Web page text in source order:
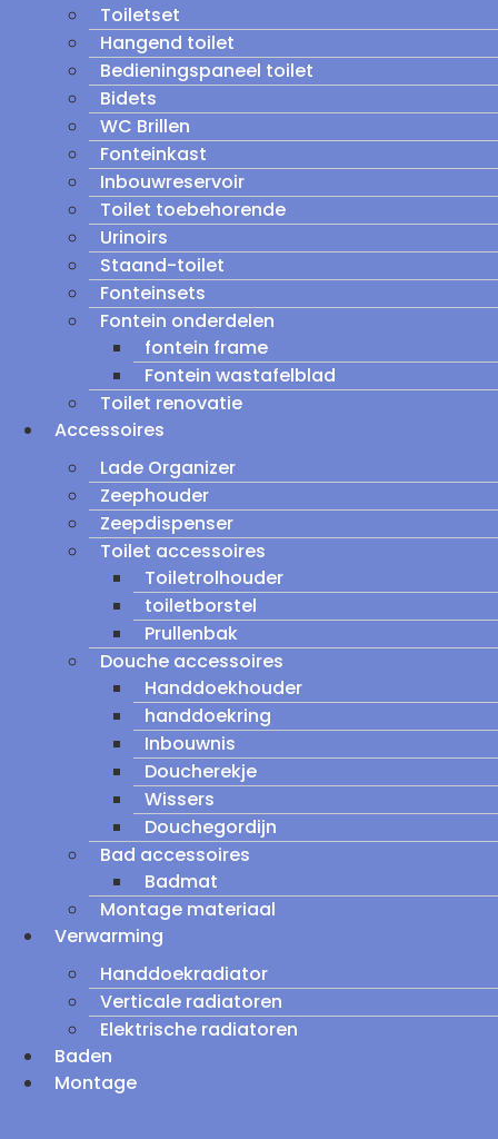
Toiletset
Hangend toilet
Bedieningspaneel toilet
Bidets
WC Brillen
Fonteinkast
Inbouwreservoir
Toilet toebehorende
Urinoirs
Staand-toilet
Fonteinsets
Fontein onderdelen
fontein frame
Fontein wastafelblad
Toilet renovatie
Accessoires
Lade Organizer
Zeephouder
Zeepdispenser
Toilet accessoires
Toiletrolhouder
toiletborstel
Prullenbak
Douche accessoires
Handdoekhouder
handdoekring
Inbouwnis
Doucherekje
Wissers
Douchegordijn
Bad accessoires
Badmat
Montage materiaal
Verwarming
Handdoekradiator
Verticale radiatoren
Elektrische radiatoren
Baden
Montage